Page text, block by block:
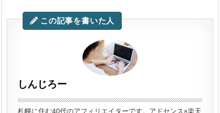
この記事を書いた人
しんじろー
札幌に住む40代のアフィリエイターです。アドセンス×楽天